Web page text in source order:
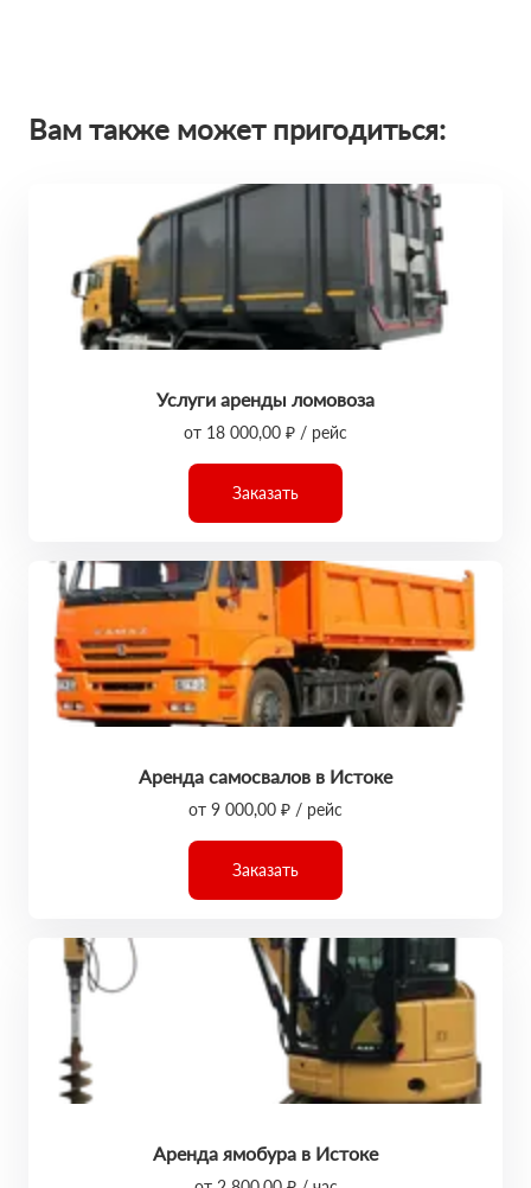
Вам также может пригодиться:
Услуги аренды ломовоза
от 18 000,00 ₽ / рейс
Заказать
Аренда самосвалов в Истоке
от 9 000,00 ₽ / рейс
Заказать
Аренда ямобура в Истоке